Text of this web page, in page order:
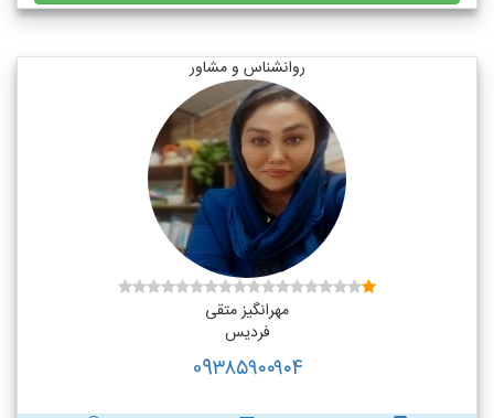
روانشناس و مشاور
مهرانگیز متقی
فردیس
09۳۸۵۹۰۰۹۰۴